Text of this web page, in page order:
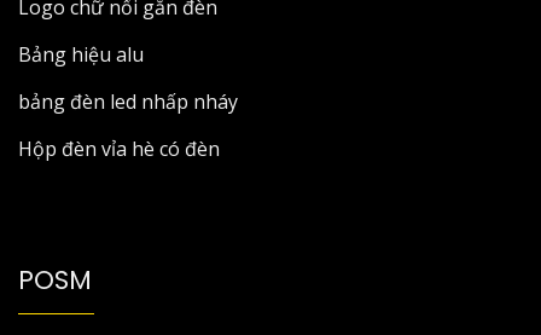
Logo chữ nổi gắn đèn
Bảng hiệu alu
bảng đèn led nhấp nháy
Hộp đèn vỉa hè có đèn
POSM